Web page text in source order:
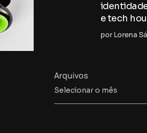
e tech
por Lorena Sá
Arquivos